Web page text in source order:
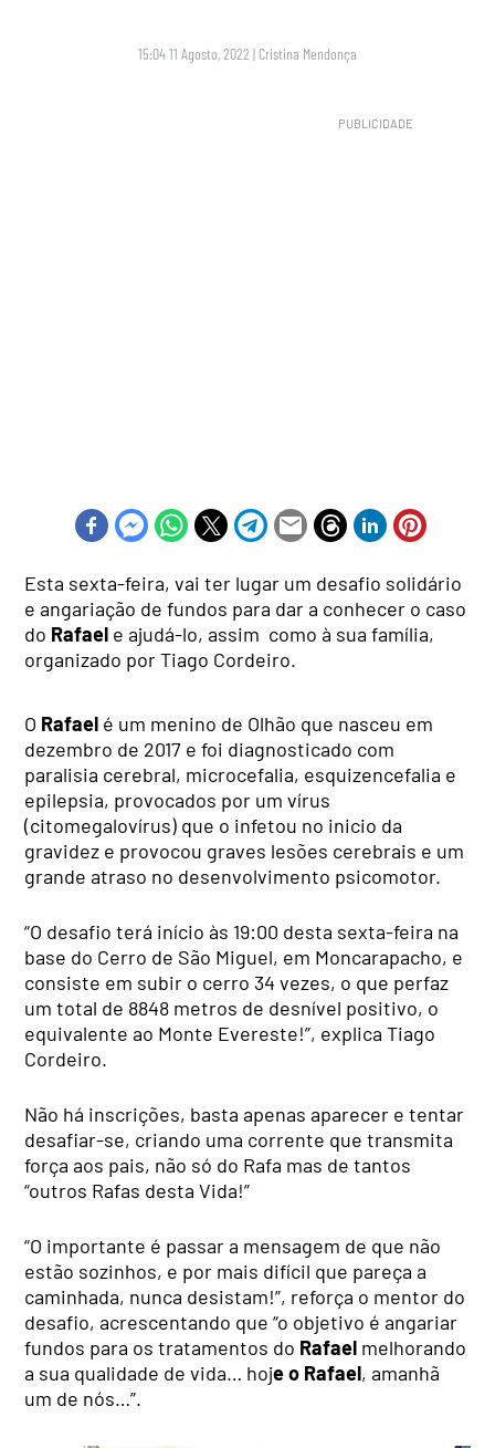
15:04 11 Agosto, 2022 | Cristina Mendonça
Esta sexta-feira, vai ter lugar um desafio solidário
e angariação de fundos para dar a conhecer o caso
do Rafael e ajudá-lo, assim como à sua família,
organizado por Tiago Cordeiro.
O Rafael é um menino de Olhão que nasceu em
dezembro de 2017 e foi diagnosticado com
paralisia cerebral, microcefalia, esquizencefalia e
epilepsia, provocados por um vírus
(citomegalovírus) que o infetou no inicio da
gravidez e provocou graves lesões cerebrais e um
grande atraso no desenvolvimento psicomotor.
“O desafio terá início às 19:00 desta sexta-feira na
base do Cerro de São Miguel, em Moncarapacho, e
consiste em subir o cerro 34 vezes, o que perfaz
um total de 8848 metros de desnível positivo, o
equivalente ao Monte Evereste!”, explica Tiago
Cordeiro.
Não há inscrições, basta apenas aparecer e tentar
desafiar-se, criando uma corrente que transmita
força aos pais, não só do Rafa mas de tantos
“outros Rafas desta Vida!”
“O importante é passar a mensagem de que não
estão sozinhos, e por mais difícil que pareça a
caminhada, nunca desistam!”, reforça o mentor do
desafio, acrescentando que “o objetivo é angariar
fundos para os tratamentos do Rafael melhorando
a sua qualidade de vida… hoje o Rafael, amanhã
um de nós…”.